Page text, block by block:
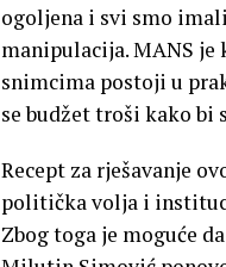
ogoljena i svi smo
manipulacija. MANS je
snimcima postoji u
se budžet troši kako bi
Recept za rješavanje
politička volja i
Zbog toga je moguće